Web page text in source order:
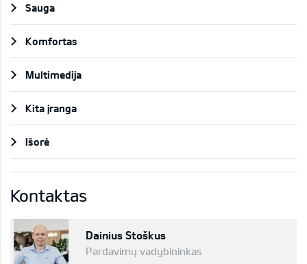
Sauga
Komfortas
Multimedija
Kita įranga
Išorė
Kontaktas
Dainius Stoškus
Pardavimų vadybininkas